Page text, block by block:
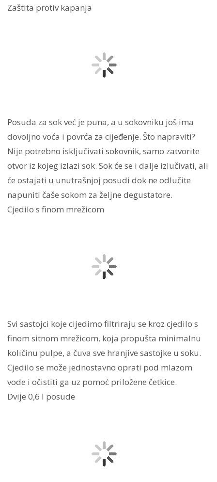
Zaštita protiv kapanja
Posuda za sok već je puna, a u sokovniku još ima
dovoljno voća i povrća za cijeđenje. Što napraviti?
Nije potrebno isključivati sokovnik, samo zatvorite
otvor iz kojeg izlazi sok. Sok će se i dalje izlučivati, ali
će ostajati u unutrašnjoj posudi dok ne odlučite
napuniti čaše sokom za željne degustatore.
Cjedilo s finom mrežicom
Svi sastojci koje cijedimo filtriraju se kroz cjedilo s
finom sitnom mrežicom, koja propušta minimalnu
količinu pulpe, a čuva sve hranjive sastojke u soku.
Cjedilo se može jednostavno oprati pod mlazom
vode i očistiti ga uz pomoć priložene četkice.
Dvije 0,6 l posude